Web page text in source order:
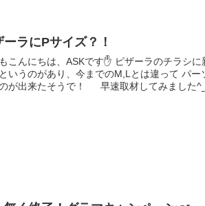
ーラにPサイズ？！
こんにちは、ASKです✋ ピザーラのチラシに
いうのがあり、今までのM,Lとは違って パー
が出来たそうで！ 早速取材してみました